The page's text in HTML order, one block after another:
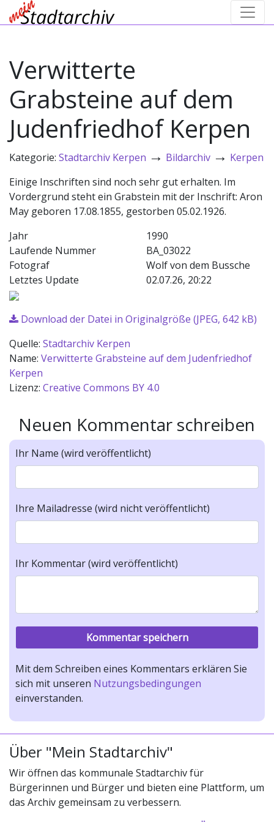
Verwitterte
Grabsteine auf dem
Judenfriedhof Kerpen
Kategorie: Stadtarchiv Kerpen → Bildarchiv → Kerpen
Einige Inschriften sind noch sehr gut erhalten. Im
Vordergrund steht ein Grabstein mit der Inschrift: Aron
May geboren 17.08.1855, gestorben 05.02.1926.
Jahr
1990
Laufende Nummer
BA_03022
Fotograf
Wolf von dem Bussche
Letztes Update
02.07.26, 20:22
Download der Datei in Originalgröße (JPEG, 642 kB)
Quelle: Stadtarchiv Kerpen
Name: Verwitterte Grabsteine auf dem Judenfriedhof
Kerpen
Lizenz: Creative Commons BY 4.0
Neuen Kommentar schreiben
Ihr Name (wird veröffentlicht)
Ihre Mailadresse (wird nicht veröffentlicht)
Ihr Kommentar (wird veröffentlicht)
Mit dem Schreiben eines Kommentars erklären Sie
sich mit unseren Nutzungsbedingungen
einverstanden.
Über "Mein Stadtarchiv"
Wir öffnen das kommunale Stadtarchiv für
Bürgerinnen und Bürger und bieten eine Plattform, um
das Archiv gemeinsam zu verbessern.